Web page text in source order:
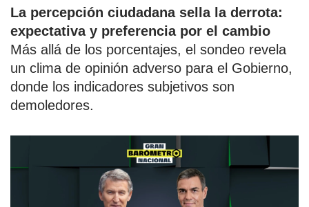
La percepción ciudadana sella la derrota:
expectativa y preferencia por el cambio
Más allá de los porcentajes, el sondeo revela
un clima de opinión adverso para el Gobierno,
donde los indicadores subjetivos son
demoledores.